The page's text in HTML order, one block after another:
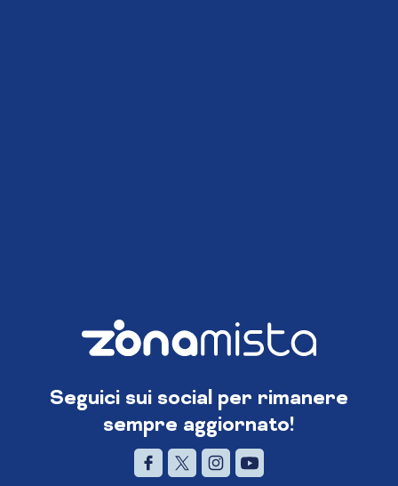
Seguici sui social per rimanere
sempre aggiornato!